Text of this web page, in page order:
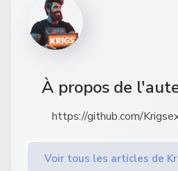
À propos de
https://github.com/
Voir tous les articles de